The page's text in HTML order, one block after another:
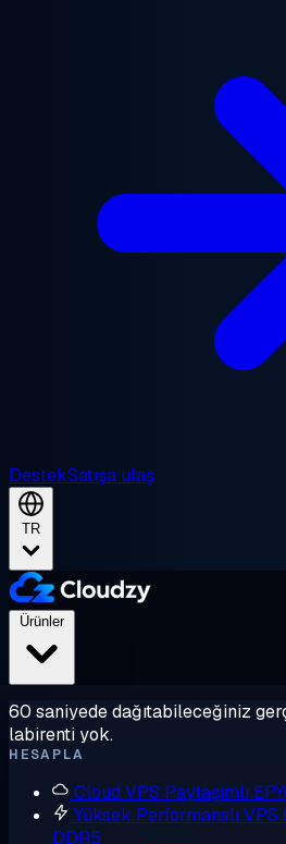
DestekSatışa ulaş
TR
Ürünler
60 saniyede dağıtabileceğiniz
labirenti yok.
HESAPLA
Cloud VPS Paylaşımlı
Yüksek Performanslı VPS
DDR5